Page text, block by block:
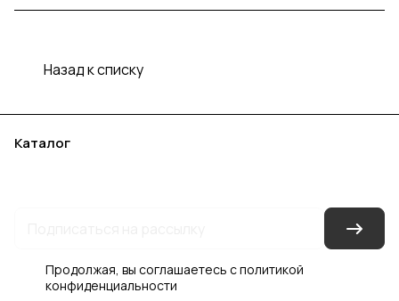
Назад к списку
Каталог
Продолжая, вы соглашаетесь сполитикой
конфиденциальности